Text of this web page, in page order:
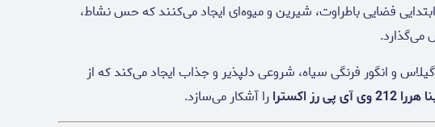
فضایی باطراوت، شیرین و میوه‌ای ایجاد می‌کنند که حس نشاط،
می‌گذارد.
و انگور فرنگی سیاه، شروعی دلپذیر و جذاب ایجاد می‌کند که از
پی رز اکسترا را آشکار می‌سازد.